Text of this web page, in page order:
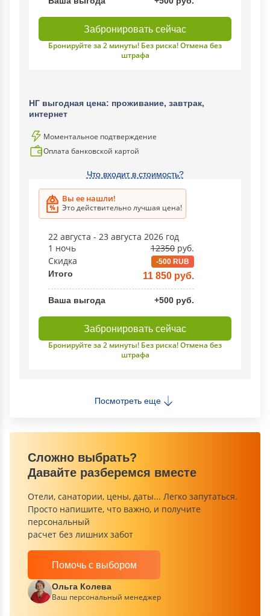
Забронировать сейчас
Бронируйте за 2 минуты! Без риска! Отмена без
штрафа
НГ выгодная цена: проживание, завтрак,
интернет
Моментальное подтверждение
Оплата банковской картой
Что входит в стоимость?
Вы ее нашли!
Это действительно лучшая цена!
22 августа - 23 августа 2026 год
1 ночь
12350 руб.
Скидка
-500 RUB
Итого 11 850 руб.
Ваша выгода +500 руб.
Забронировать сейчас
Бронируйте за 2 минуты! Без риска! Отмена без
штрафа
Посмотреть еще
Сложно выбрать?
Давайте разберемся вместе
Отели, санатории, цены, даты... Легко запутаться.
Просто напишите, что важно, и получите
персональный
расчет без лишних забот
Помочь с выбором
Ольга Колева
Ваш персональный менеджер